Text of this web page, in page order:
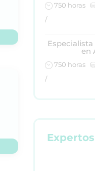
750 horas
/
en
750 horas
/